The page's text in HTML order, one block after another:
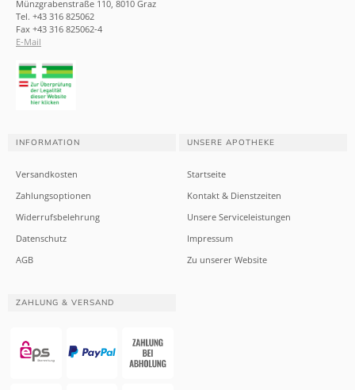
Münzgrabenstraße 110, 8010 Graz
Tel. +43 316 825062
Fax +43 316 825062-4
E-Mail
INFORMATION
Versandkosten
Zahlungsoptionen
Widerrufsbelehrung
Datenschutz
AGB
UNSERE APOTHEKE
Startseite
Kontakt & Dienstzeiten
Unsere Serviceleistungen
Impressum
Zu unserer Website
ZAHLUNG & VERSAND